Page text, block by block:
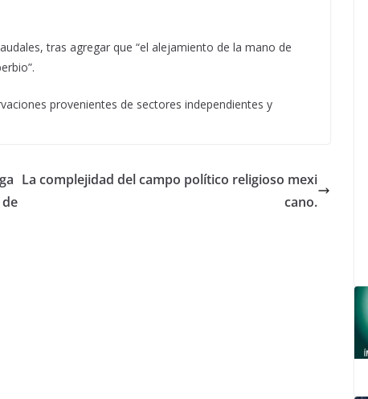
tras agregar que “el alejamiento de la mano de
provenientes de sectores independientes y
La complejidad del campo político religioso mexi
cano.